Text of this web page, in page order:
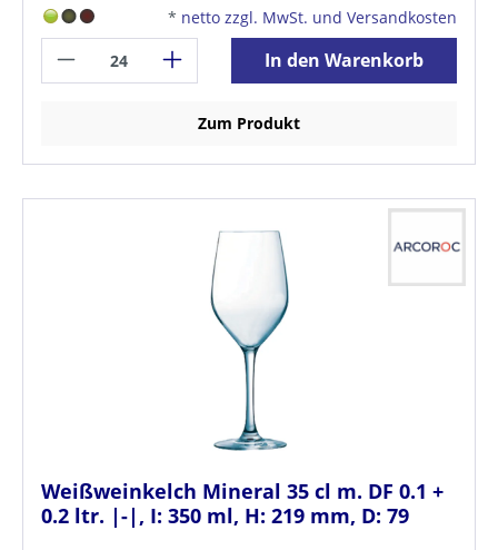
* netto zzgl. MwSt. und Versandkosten
In den Warenkorb
Zum Produkt
Weißweinkelch Mineral 35 cl m. DF 0.1 +
0.2 ltr. |-|, I: 350 ml, H: 219 mm, D: 79